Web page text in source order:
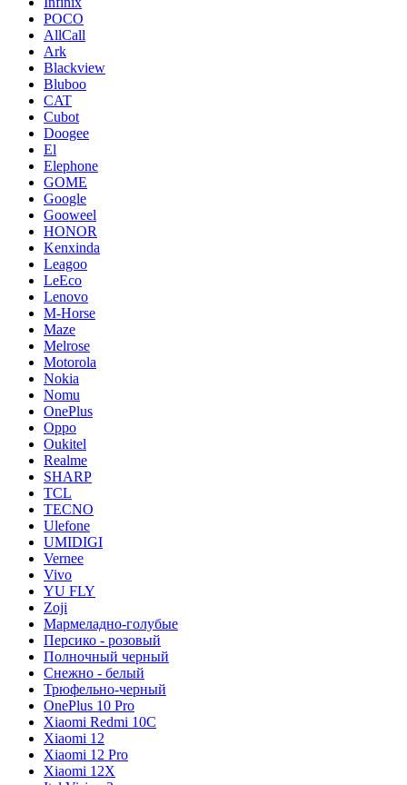
POCO
AllCall
Ark
Blackview
Bluboo
CAT
Cubot
Doogee
El
Elephone
GOME
Google
Gooweel
HONOR
Kenxinda
Leagoo
LeEco
Lenovo
M-Horse
Maze
Melrose
Motorola
Nokia
Nomu
OnePlus
Oppo
Oukitel
Realme
SHARP
TCL
TECNO
Ulefone
UMIDIGI
Vernee
Vivo
YU FLY
Zoji
Мармеладно-голубые
Персико - розовый
Полночный черный
Снежно - белый
Трюфельно-черный
OnePlus 10 Pro
Xiaomi Redmi 10C
Xiaomi 12
Xiaomi 12 Pro
Xiaomi 12X